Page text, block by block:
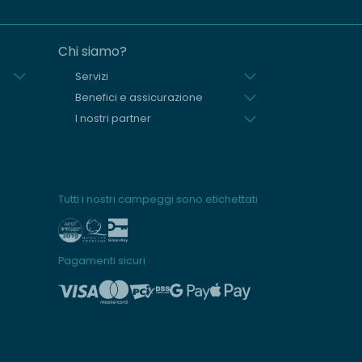
Chi siamo?
Servizi
Benefici e assicurazione
I nostri partner
Tutti i nostri campeggi sono etichettati
Pagamenti sicuri